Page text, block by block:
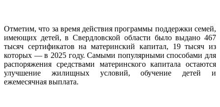
Отметим, что за время действия программы поддержки семей,
имеющих детей, в Свердловской области было выдано 467
тысяч сертификатов на материнский капитал, 19 тысяч из
которых — в 2025 году. Самыми популярными способами для
распоряжения средствами материнского капитала остаются
улучшение жилищных условий, обучение детей и
ежемесячная выплата.